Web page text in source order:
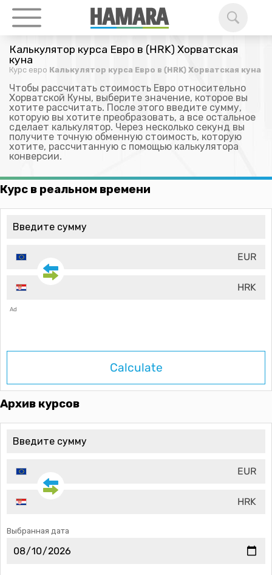
Калькулятор курса Евро в (HRK) Хорватская
куна
Курс евро Калькулятор курса Евро в (HRK) Хорватская куна
Чтобы рассчитать стоимость Евро относительно
Хорватской Куны, выберите значение, которое вы
хотите рассчитать. После этого введите сумму,
которую вы хотите преобразовать, а все остальное
сделает калькулятор. Через несколько секунд вы
получите точную обменную стоимость, которую
хотите, рассчитанную с помощью калькулятора
конверсии.
Курс в реальном времени
EUR
HRK
Ad
Calculate
Архив курсов
EUR
HRK
Выбранная дата